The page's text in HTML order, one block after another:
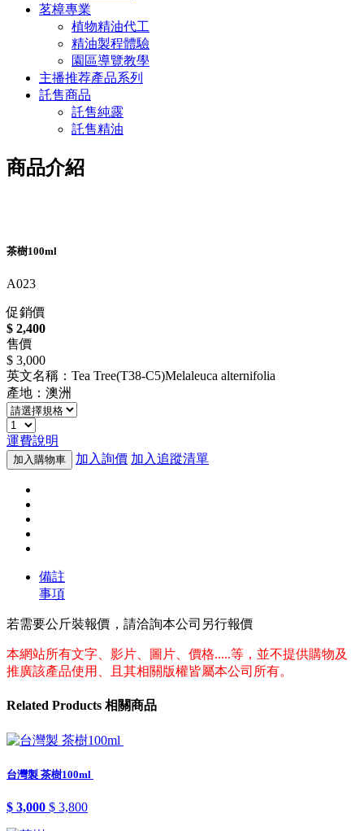
茗樟專業
植物精油代工
精油製程體驗
園區導覽教學
主播推荐產品系列
託售商品
託售純露
託售精油
商品介紹
茶樹100ml
A023
促銷價
$ 2,400
售價
$ 3,000
英文名稱：Tea Tree(T38-C5)Melaleuca alternifolia
產地：澳洲
運費說明
加入購物車 加入詢價 加入追蹤清單
備註
事項
若需要公斤裝報價，請洽詢本公司另行報價
本網站所有文字、影片、圖片、價格.....等，並不提供購物及
推廣該產品使用、且其相關版權皆屬本公司所有。
Related Products 相關商品
台灣製 茶樹100ml
$ 3,000 $ 3,800